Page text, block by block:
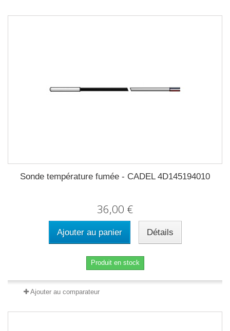
Sonde température fumée - CADEL 4D145194010
36,00 €
Ajouter au panier Détails
Produit en stock
Ajouter au comparateur